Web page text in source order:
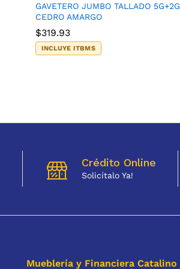
GAVETERO JUMBO TALLADO 5G+2G
CEDRO AMARGO
$319.93
INCLUYE ITBMS
Crédito Online
Solicítalo Ya!
Mueblería y Financiera Catalino